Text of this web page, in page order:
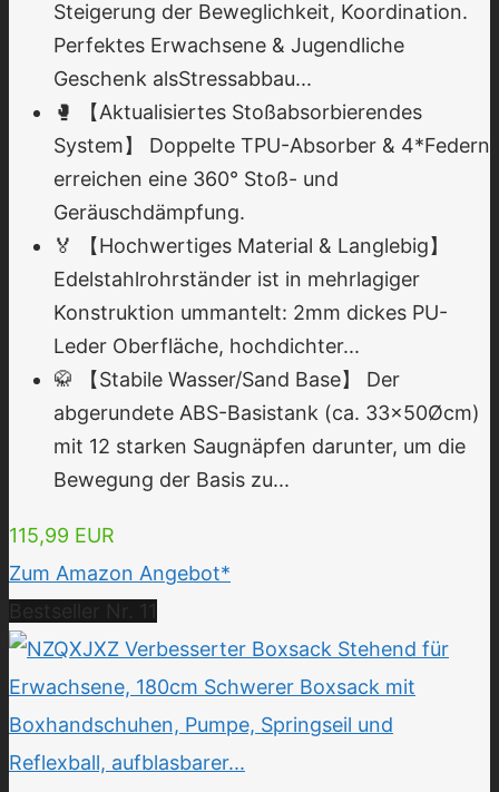
Steigerung der Beweglichkeit, Koordination.
Perfektes Erwachsene & Jugendliche
Geschenk alsStressabbau...
🥊 【Aktualisiertes Stoßabsorbierendes
System】 Doppelte TPU-Absorber & 4*Federn
erreichen eine 360° Stoß- und
Geräuschdämpfung.
🏅 【Hochwertiges Material & Langlebig】
Edelstahlrohrständer ist in mehrlagiger
Konstruktion ummantelt: 2mm dickes PU-
Leder Oberfläche, hochdichter...
🥋 【Stabile Wasser/Sand Base】 Der
abgerundete ABS-Basistank (ca. 33x50Øcm)
mit 12 starken Saugnäpfen darunter, um die
Bewegung der Basis zu...
115,99 EUR
Zum Amazon Angebot*